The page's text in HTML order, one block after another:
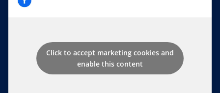
Click to accept marketing cookies and
enable this content